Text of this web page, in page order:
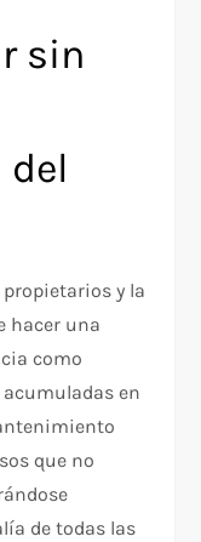
sin
y la
hacer una
como
en
que no
de todas las